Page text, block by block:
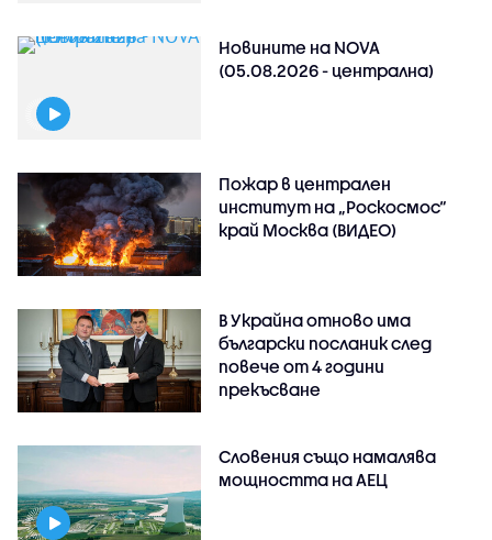
Новините на NOVA
(05.08.2026 - централна)
Пожар в централен
институт на „Роскосмос“
край Москва (ВИДЕО)
В Украйна отново има
български посланик след
повече от 4 години
прекъсване
Словения също намалява
мощността на АЕЦ